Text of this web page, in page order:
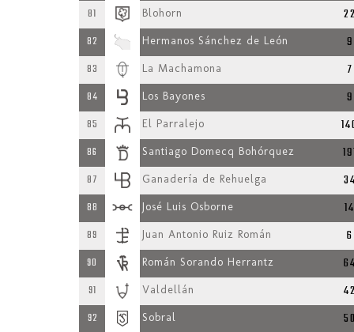
81 Blohorn
82 Hermanos Sánchez de León 9
83 La Machamona 7
84 Los Bayones 9
85 El Parralejo
86 Santiago Domecq Bohórquez
87 Ganadería de Rehuelga
88 José Luis Osborne 14
89 Juan Antonio Ruiz Román 6
90 Román Sorando Herrantz
91 Valdellán
92 Sobral